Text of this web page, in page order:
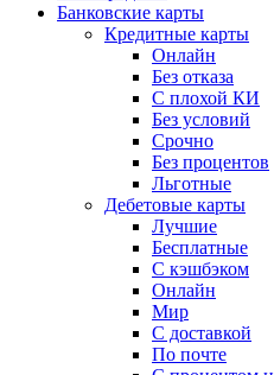
Банковские карты
Кредитные карты
Онлайн
Без отказа
С плохой КИ
Без условий
Срочно
Без процентов
Льготные
Дебетовые карты
Лучшие
Бесплатные
С кэшбэком
Онлайн
Мир
С доставкой
По почте